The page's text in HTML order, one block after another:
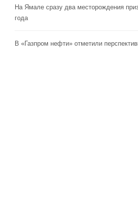
На Ямале сразу два месторождения
года
В «Газпром нефти» отметили